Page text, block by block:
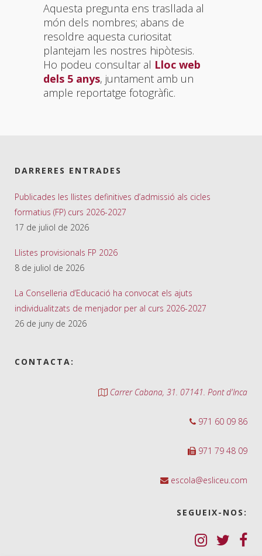
Aquesta pregunta ens trasllada al
món dels nombres; abans de
resoldre aquesta curiositat
plantejam les nostres hipòtesis.
Ho podeu consultar al Lloc web
dels 5 anys, juntament amb un
ample reportatge fotogràfic.
DARRERES ENTRADES
Publicades les llistes definitives d’admissió als cicles
formatius (FP) curs 2026-2027
17 de juliol de 2026
Llistes provisionals FP 2026
8 de juliol de 2026
La Conselleria d’Educació ha convocat els ajuts
individualitzats de menjador per al curs 2026-2027
26 de juny de 2026
CONTACTA:
Carrer Cabana, 31. 07141. Pont d'Inca
971 60 09 86
971 79 48 09
escola@esliceu.com
SEGUEIX-NOS: